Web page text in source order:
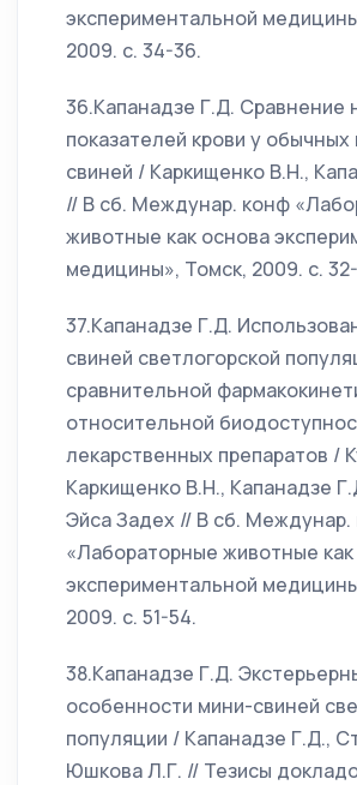
экспериментальной
2009. с. 34-36.
36.Капанадзе Г.Д. Сравнение
показателей крови у обычных
свиней / Каркищенко В.Н.,
// В сб. Междунар. конф
животные как основа
медицины», Томск, 2009. с.
37.Капанадзе Г.Д.
свиней светлогорской
сравнительной
относительной
лекарственных препаратов /
Каркищенко В.Н., Капанадзе
Эйса Задех // В сб. Междунар.
«Лабораторные животные
экспериментальной
2009. с. 51-54.
38.Капанадзе Г.Д.
особенности мини-свиней
популяции / Капанадзе Г.Д.,
Юшкова Л.Г. // Тезисы